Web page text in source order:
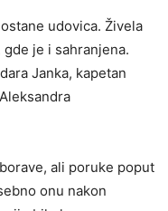
udovica. Živela
je i sahranjena.
Janka, kapetan
ali poruke poput
onu nakon